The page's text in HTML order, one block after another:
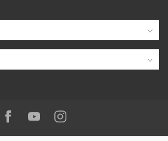
Volg ons op:Facebook
YoutubeInstagram